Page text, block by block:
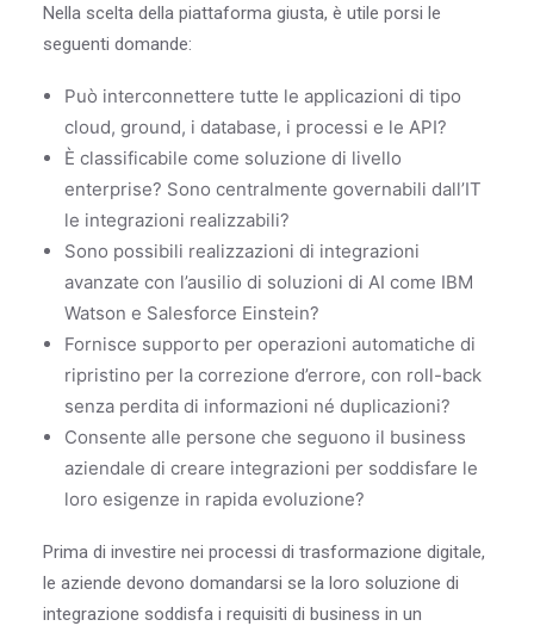
Nella scelta della piattaforma giusta, è utile porsi le
seguenti domande:
Può interconnettere tutte le applicazioni di tipo
cloud, ground, i database, i processi e le API?
È classificabile come soluzione di livello
enterprise? Sono centralmente governabili dall’IT
le integrazioni realizzabili?
Sono possibili realizzazioni di integrazioni
avanzate con l’ausilio di soluzioni di AI come IBM
Watson e Salesforce Einstein?
Fornisce supporto per operazioni automatiche di
ripristino per la correzione d’errore, con roll-back
senza perdita di informazioni né duplicazioni?
Consente alle persone che seguono il business
aziendale di creare integrazioni per soddisfare le
loro esigenze in rapida evoluzione?
Prima di investire nei processi di trasformazione digitale,
le aziende devono domandarsi se la loro soluzione di
integrazione soddisfa i requisiti di business in un